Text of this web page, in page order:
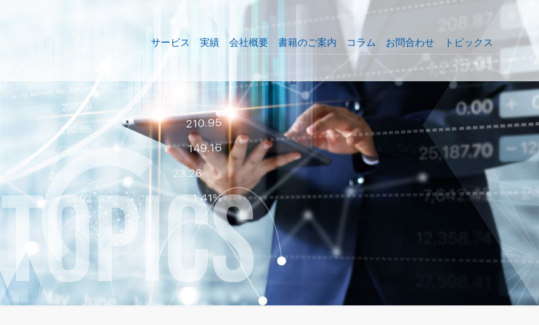
サービス 実績 会社概要 書籍のご案内 コラム お問合わせ トピックス
TOPICS